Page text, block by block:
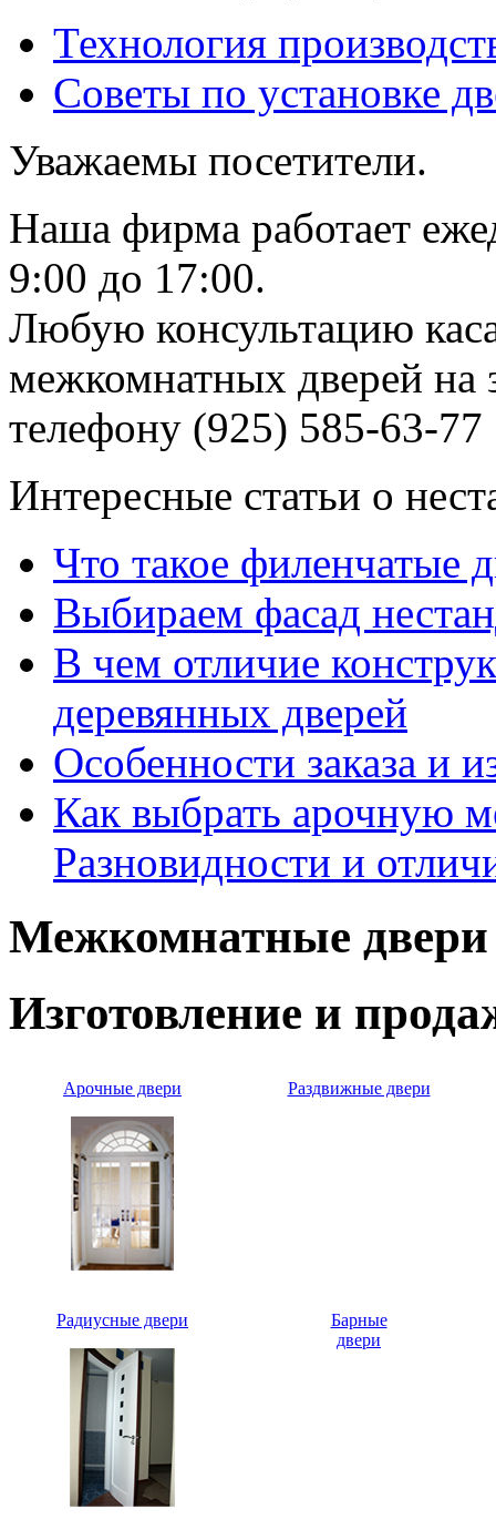
Технология
Советы по установке
Уважаемы посетители.
Наша фирма работает
9:00 до 17:00.
Любую консультацию
межкомнатных дверей на
телефону (925) 585-63-77
Интересные статьи о
Что такое филенчатые
Выбираем фасад
В чем отличие
деревянных дверей
Особенности заказа и
Как выбрать арочную
Разновидности и
Межкомнатные двери
Изготовление и
Арочные двери Раздвижные двери
Радиусные двери
Барные
двери